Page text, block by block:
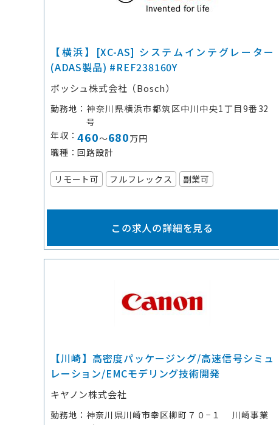
【横浜】[XC-AS] システムインテグレーター
(ADAS製品) #REF238160Y
ボッシュ株式会社（Bosch）
勤務地
神奈川県横浜市都筑区中川中央1丁目9番32
号
年収
460～680万円
職種
回路設計
リモート可 フルフレックス 副業可
この求人の詳細を見る
【川崎】高密度パッケージング/高速信号シミュ
レーション/EMCモデリング技術開発
キヤノン株式会社
勤務地
神奈川県川崎市幸区柳町７０−１ 川崎事業